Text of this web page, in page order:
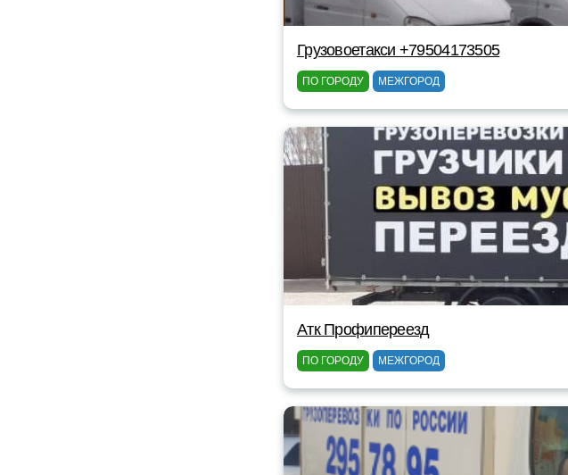
Грузовоетакси +79504173505
ПО ГОРОДУ МЕЖГОРОД
Атк Профипереезд
ПО ГОРОДУ МЕЖГОРОД